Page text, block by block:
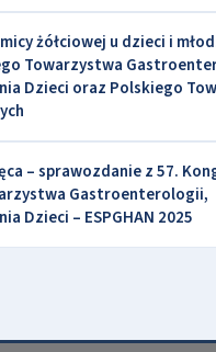
żółciowej u dzieci i
Towarzystwa
Dzieci oraz Polskiego
– sprawozdanie z 57.
Gastroenterologii,
Dzieci – ESPGHAN 2025